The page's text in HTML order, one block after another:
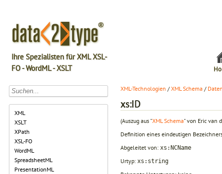
Ihre Spezialisten für XML XSL-
FO - WordML - XSLT
XML
XSLT
XPath
XSL-FO
WordML
SpreadsheetML
PresentationML
XML-Technologien /XML Schema /
xs:ID
(Auszug aus "XML Schema" von Eric van
Definition eines eindeutigen
Abgeleitet von: xs:NCName
Urtyp: xs:string